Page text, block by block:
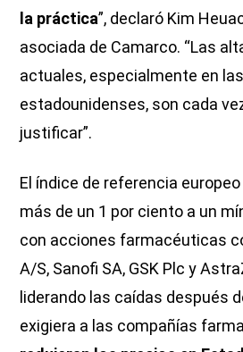
la práctica”, declaró Kim
asociada de Camarco. “Las
actuales, especialmente en
estadounidenses, son cada
justificar”.
El índice de referencia
más de un 1 por ciento a un
con acciones farmacéuticas
A/S, Sanofi SA, GSK Plc y
liderando las caídas después
exigiera a las compañías